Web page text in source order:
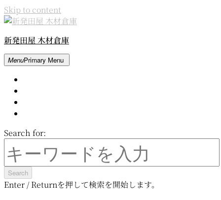
Skip to content
新発田屋 木材倉庫
MenuPrimary Menu
Search for:
Enter / Returnを押して検索を開始します。